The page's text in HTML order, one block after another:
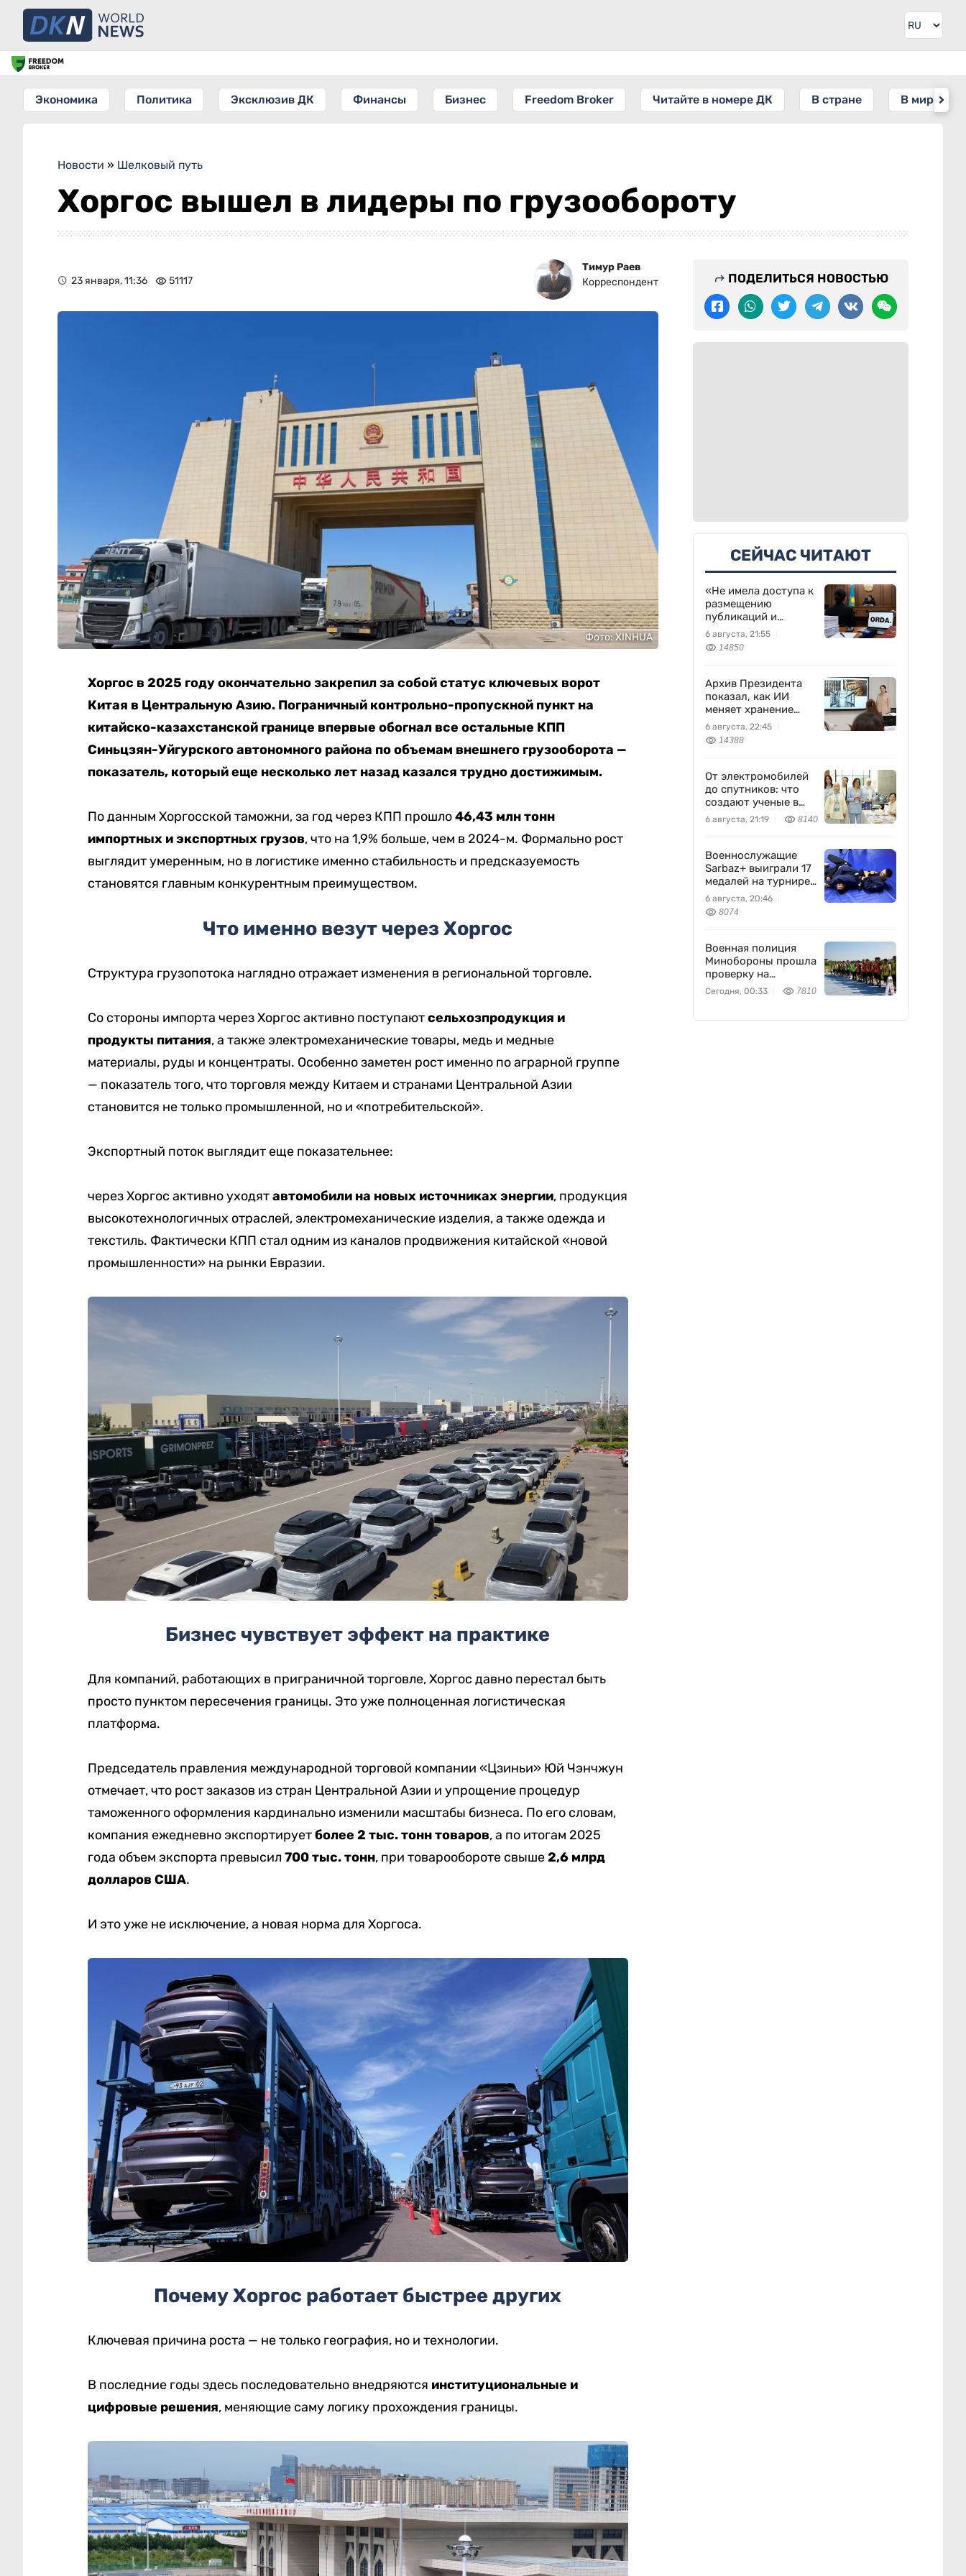
Экономика Политика Эксклюзив ДК Финансы Бизнес Freedom Broker Читайте в номере ДК В стране В мире
Новости » Шелковый путь
Хоргос вышел в лидеры по грузообороту
23 января, 11:36 51117
Тимур Раев
Корреспондент
Фото: XINHUA
Хоргос в 2025 году окончательно закрепил за собой статус ключевых ворот
Китая в Центральную Азию. Пограничный контрольно-пропускной пункт на
китайско-казахстанской границе впервые обогнал все остальные КПП
Синьцзян-Уйгурского автономного района по объемам внешнего грузооборота —
показатель, который еще несколько лет назад казался трудно достижимым.
По данным Хоргосской таможни, за год через КПП прошло46,43 млн тонн
импортных и экспортных грузов, что на 1,9% больше, чем в 2024-м. Формально рост
выглядит умеренным, но в логистике именно стабильность и предсказуемость
становятся главным конкурентным преимуществом.
Что именно везут через Хоргос
Структура грузопотока наглядно отражает изменения в региональной торговле.
Со стороны импорта через Хоргос активно поступаютсельхозпродукция и
продукты питания, а также электромеханические товары, медь и медные
материалы, руды и концентраты. Особенно заметен рост именно по аграрной группе
— показатель того, что торговля между Китаем и странами Центральной Азии
становится не только промышленной, но и «потребительской».
Экспортный поток выглядит еще показательнее:
через Хоргос активно уходятавтомобили на новых источниках энергии, продукция
высокотехнологичных отраслей, электромеханические изделия, а также одежда и
текстиль. Фактически КПП стал одним из каналов продвижения китайской «новой
промышленности» на рынки Евразии.
Бизнес чувствует эффект на практике
Для компаний, работающих в приграничной торговле, Хоргос давно перестал быть
просто пунктом пересечения границы. Это уже полноценная логистическая
платформа.
Председатель правления международной торговой компании «Цзиньи» Юй Чэнчжун
отмечает, что рост заказов из стран Центральной Азии и упрощение процедур
таможенного оформления кардинально изменили масштабы бизнеса. По его словам,
компания ежедневно экспортируетболее 2 тыс. тонн товаров, а по итогам 2025
года объем экспорта превысил 700 тыс. тонн, при товарообороте свыше2,6 млрд
долларов США.
И это уже не исключение, а новая норма для Хоргоса.
Почему Хоргос работает быстрее других
Ключевая причина роста — не только география, но и технологии.
В последние годы здесь последовательно внедряются институциональные и
цифровые решения, меняющие саму логику прохождения границы.
ПОДЕЛИТЬСЯ НОВОСТЬЮ
СЕЙЧАС ЧИТАЮТ
«Не имела доступа к
размещению
публикаций и
выполняла
поручения
Бажкеновой» – экс-
Orda.kz Дуйсенова
6 августа, 21:55
14850
Архив Президента
показал, как ИИ
меняет хранение
документов в
Казахстане
6 августа, 22:45
14388
От электромобилей
до спутников: что
создают ученые в
Казахстане
6 августа, 21:19 8140
Военнослужащие
Sarbaz+ выиграли 17
медалей на турнире
по джиу-джитсу
6 августа, 20:46
8074
Военная полиция
Минобороны прошла
проверку на
выносливость
Сегодня, 00:33 7810